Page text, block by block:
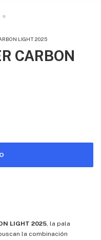
LIGHT 2025
CARBON
LIGHT 2025, la pala
la combinación